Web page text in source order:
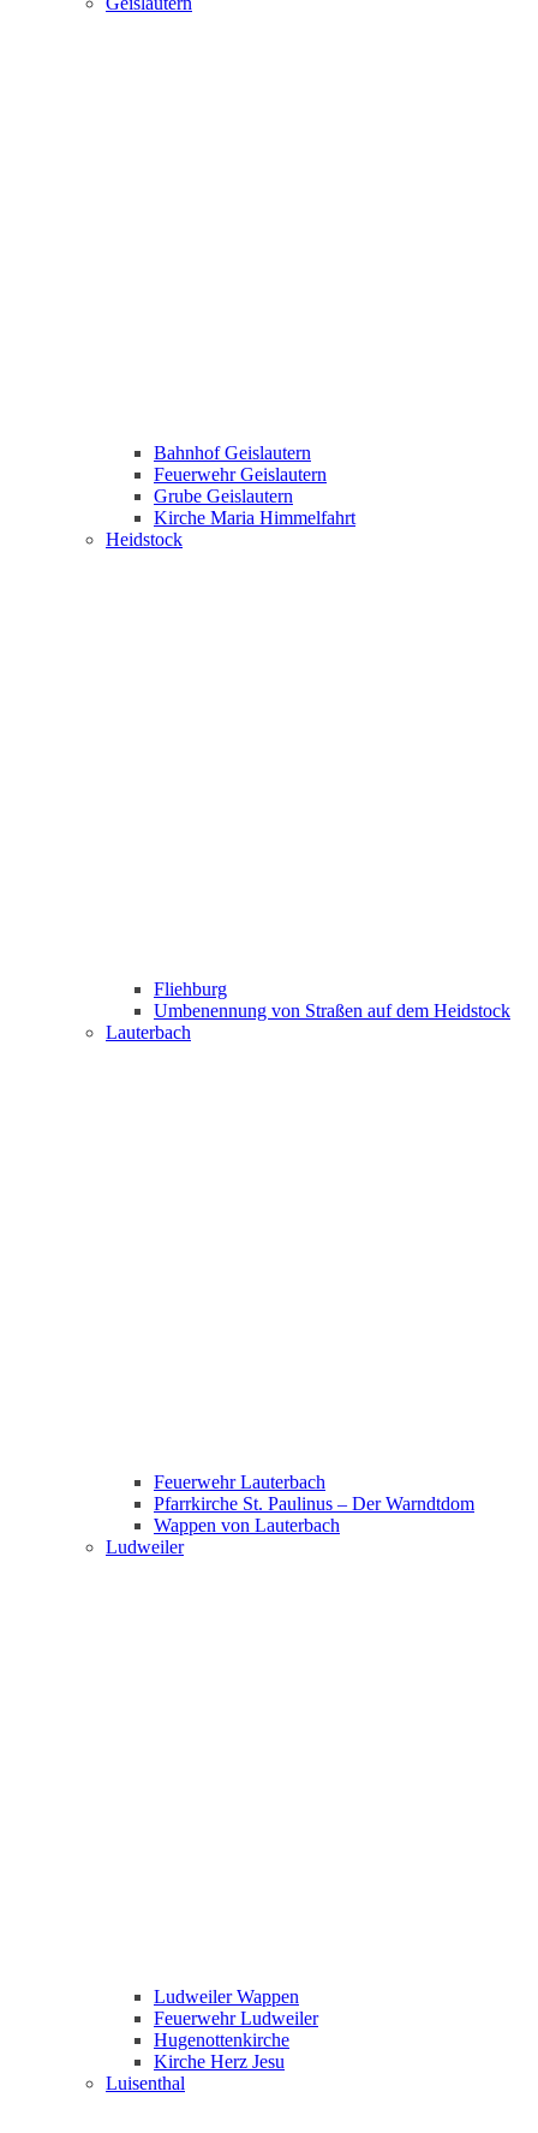
Bahnhof Geislautern
Feuerwehr Geislautern
Grube Geislautern
Kirche Maria Himmelfahrt
Heidstock
Fliehburg
Umbenennung von Straßen auf dem Heidstock
Lauterbach
Feuerwehr Lauterbach
Pfarrkirche St. Paulinus – Der Warndtdom
Wappen von Lauterbach
Ludweiler
Ludweiler Wappen
Feuerwehr Ludweiler
Hugenottenkirche
Kirche Herz Jesu
Luisenthal